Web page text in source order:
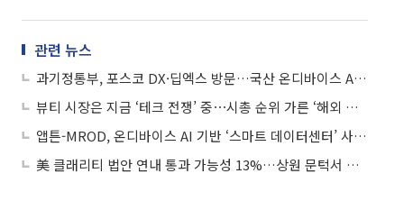
관련 뉴스
과기정통부, 포스코 DX·딥엑스 방문…국산 온디바이스 AI반도체 활용 현장 점검
뷰티 시장은 지금 ‘테크 전쟁’ 중⋯시총 순위 가른 ‘해외 확장·디바이스 기술력’
앱튼-MROD, 온디바이스 AI 기반 ‘스마트 데이터센터’ 사업 본격화
美 클래리티 법안 연내 통과 가능성 13%…상원 문턱서 제동